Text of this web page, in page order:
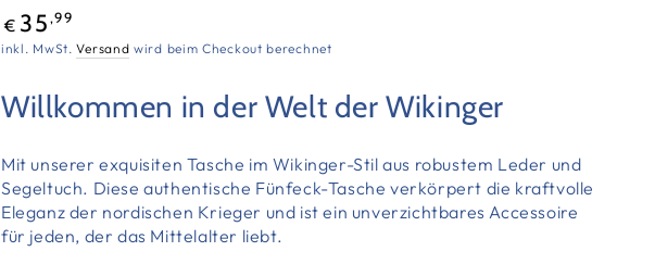
Regulärer
Preis
€ 35 ,99
inkl. MwSt.Versand wird beim Checkout berechnet
Willkommen in der Welt der Wikinger
Mit unserer exquisiten Tasche im Wikinger-Stil aus robustem Leder und
Segeltuch. Diese authentische Fünfeck-Tasche verkörpert die kraftvolle
Eleganz der nordischen Krieger und ist ein unverzichtbares Accessoire
für jeden, der das Mittelalter liebt.